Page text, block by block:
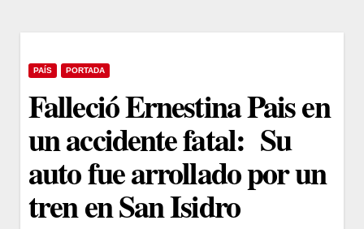
PAÍS PORTADA
Falleció Ernestina Pais en
un accidente fatal: Su
auto fue arrollado por un
tren en San Isidro